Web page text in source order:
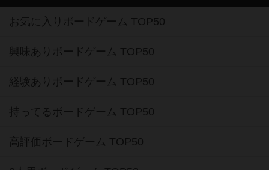
お気に入りボードゲーム TOP50
興味ありボードゲーム TOP50
経験ありボードゲーム TOP50
持ってるボードゲーム TOP50
高評価ボードゲーム TOP50